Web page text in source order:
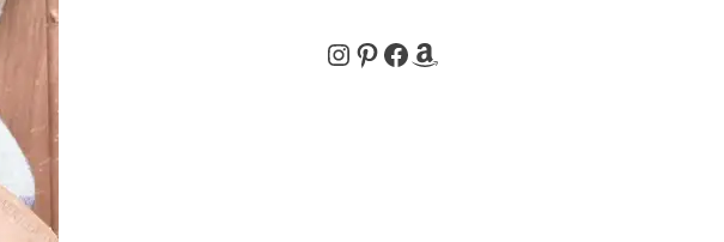
Instagram
Pinterest
Facebook
Amazon